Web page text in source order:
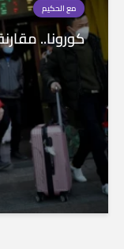
مع الحكيم
كورونا..